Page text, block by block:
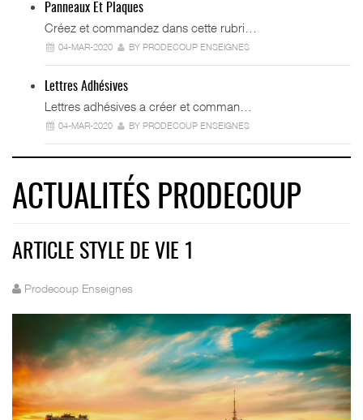
Panneaux Et Plaques
Créez et commandez dans cette rubri…
04-MAR-2020 BY PRODECOUP ENSEIGNES
Lettres Adhésives
Lettres adhésives a créer et comman…
04-MAR-2020 BY PRODECOUP ENSEIGNES
ACTUALITÉS PRODECOUP
ARTICLE STYLE DE VIE 1
Prodecoup Enseignes